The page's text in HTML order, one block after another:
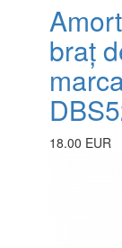
braț
18.00 EUR